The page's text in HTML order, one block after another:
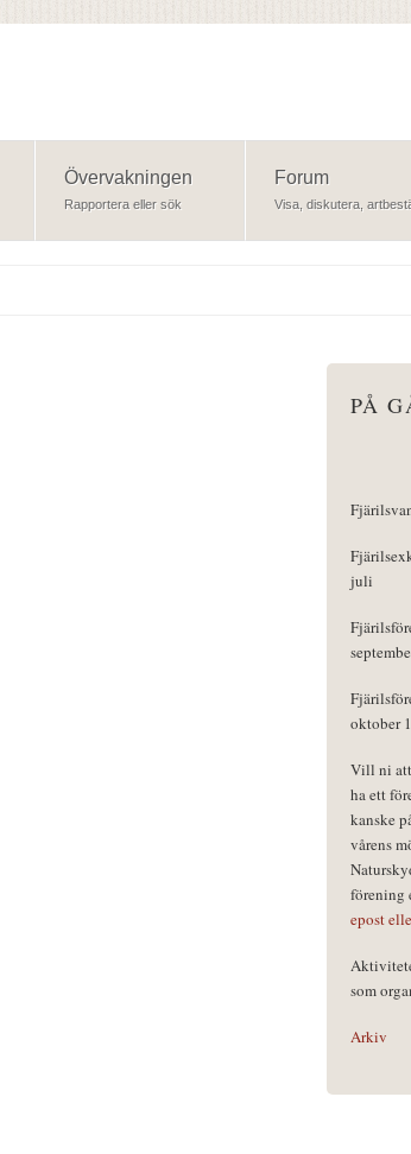
Övervakningen
Rapportera eller sök
Forum
Visa, diskutera,
PÅ
juli
oktober
Vill ni
ha ett
kanske
vårens
förening
epost
som
Arkiv